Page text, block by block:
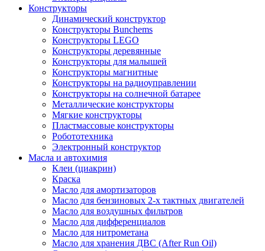
Конструкторы
Динамический конструктор
Конструкторы Bunchems
Конструкторы LEGO
Конструкторы деревянные
Конструкторы для малышей
Конструкторы магнитные
Конструкторы на радиоуправлении
Конструкторы на солнечной батарее
Металлические конструкторы
Мягкие конструкторы
Пластмассовые конструкторы
Робототехника
Электронный конструктор
Масла и автохимия
Клеи (циакрин)
Краска
Масло для амортизаторов
Масло для бензиновых 2-х тактных двигателей
Масло для воздушных фильтров
Масло для дифференциалов
Масло для нитрометана
Масло для хранения ДВС (After Run Oil)